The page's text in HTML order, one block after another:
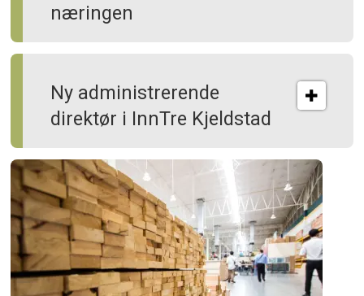
næringen
Ny administrerende
direktør i InnTre Kjeldstad